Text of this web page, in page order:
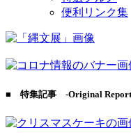
便利リンク集
■ 特集記事 -Original